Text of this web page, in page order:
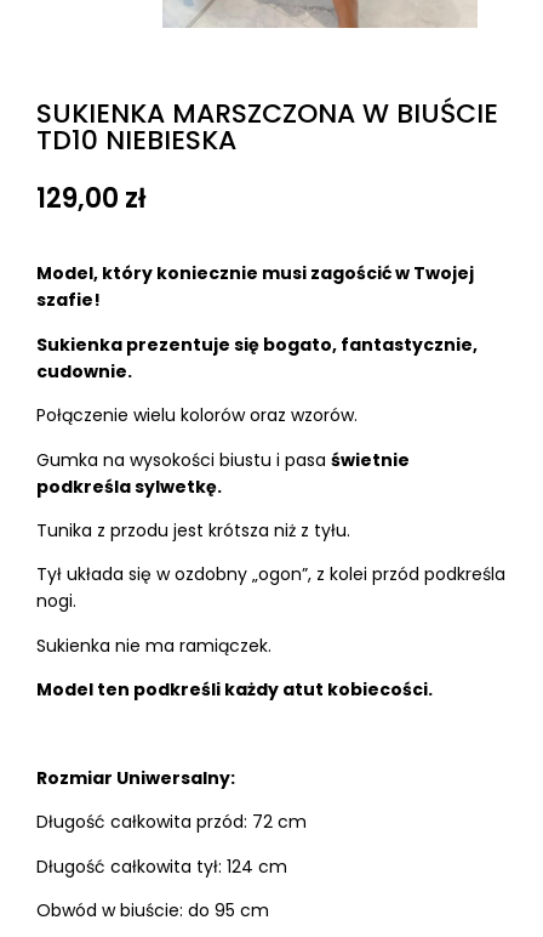
SUKIENKA MARSZCZONA W BIUŚCIE
TD10 NIEBIESKA
129,00 zł
Model, który koniecznie musi zagościć w Twojej
szafie!
Sukienka prezentuje się bogato, fantastycznie,
cudownie.
Połączenie wielu kolorów oraz wzorów.
Gumka na wysokości biustu i pasa świetnie
podkreśla sylwetkę.
Tunika z przodu jest krótsza niż z tyłu.
Tył układa się w ozdobny „ogon”, z kolei przód podkreśla
nogi.
Sukienka nie ma ramiączek.
Model ten podkreśli każdy atut kobiecości.
Rozmiar Uniwersalny:
Długość całkowita przód: 72 cm
Długość całkowita tył: 124 cm
Obwód w biuście: do 95 cm